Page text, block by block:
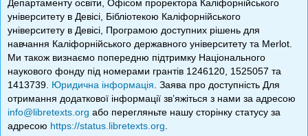
Департаменту освіти, Офісом проректора Каліфорнійського
університету в Девісі, Бібліотекою Каліфорнійського
університету в Девісі, Програмою доступних рішень для
навчання Каліфорнійського державного університету та Merlot.
Ми також визнаємо попередню підтримку Національного
наукового фонду під номерами грантів 1246120, 1525057 та
1413739. Юридична інформація . Заява про доступність Для
отримання додаткової інформації зв’яжіться з нами за адресою
info@libretexts.org або перегляньте нашу сторінку статусу за
адресою https://status.libretexts.org